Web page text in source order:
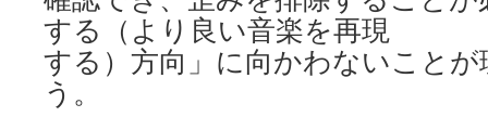
する（より良い音楽を再現
する）方向」に向かわないこと
う。